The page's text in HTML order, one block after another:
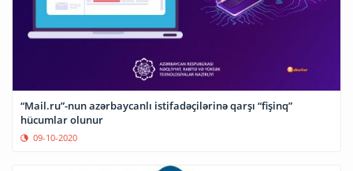
“Mail.ru”-nun azərbaycanlı istifadəçilərinə qarşı “fişinq”
hücumlar olunur
09-10-2020